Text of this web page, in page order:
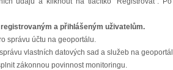
a přihlášeným uživatelům.
správu účtu na geoportálu.
vlastních datových sad a služeb na
zákonnou povinnost monitoringu.